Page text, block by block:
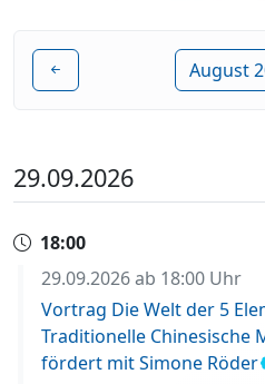
August
29.09.2026
18:00
29.09.2026 ab 18:00 Uhr
Vortrag Die Welt der 5
Traditionelle Chinesische
fördert mit Simone Röder